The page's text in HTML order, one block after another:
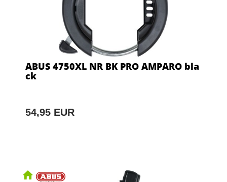
ABUS 4750XL NR BK PRO AMPARO bla
ck
54,95 EUR